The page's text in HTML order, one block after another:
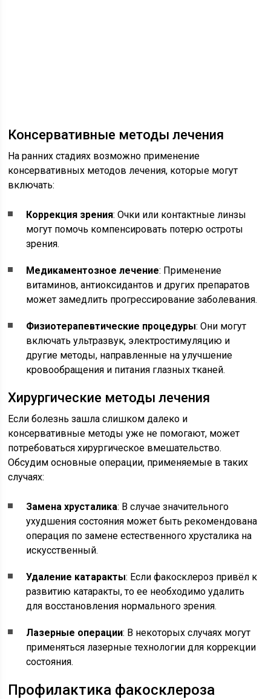
Консервативные методы лечения
На ранних стадиях возможно применение
консервативных методов лечения, которые могут
включать:
Коррекция зрения: Очки или контактные линзы
могут помочь компенсировать потерю остроты
зрения.
Медикаментозное лечение: Применение
витаминов, антиоксидантов и других препаратов
может замедлить прогрессирование заболевания.
Физиотерапевтические процедуры: Они могут
включать ультразвук, электростимуляцию и
другие методы, направленные на улучшение
кровообращения и питания глазных тканей.
Хирургические методы лечения
Если болезнь зашла слишком далеко и
консервативные методы уже не помогают, может
потребоваться хирургическое вмешательство.
Обсудим основные операции, применяемые в таких
случаях:
Замена хрусталика: В случае значительного
ухудшения состояния может быть рекомендована
операция по замене естественного хрусталика на
искусственный.
Удаление катаракты: Если факосклероз привёл к
развитию катаракты, то ее необходимо удалить
для восстановления нормального зрения.
Лазерные операции: В некоторых случаях могут
применяться лазерные технологии для коррекции
состояния.
Профилактика факосклероза